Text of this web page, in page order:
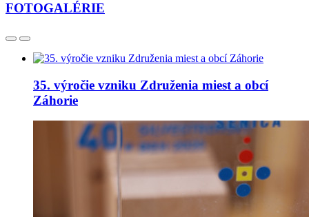
FOTOGALÉRIE
35. výročie vzniku Združenia miest a obcí
Záhorie